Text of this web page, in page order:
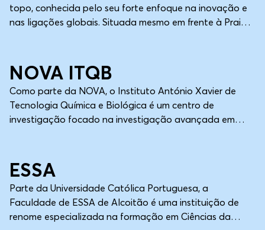
topo, conhecida pelo seu forte enfoque na inovação e
nas ligações globais. Situada mesmo em frente à Praia
gestão. O seu campus moderno e a sua localização à
beira-mar criam um ambiente de aprendizagem único
para os alunos.
NOVA ITQB
Como parte da NOVA, o Instituto António Xavier de
Tecnologia Química e Biológica é um centro de
investigação focado na investigação avançada em
ideias inovadoras na investigação biológica e química.
ESSA
Parte da Universidade Católica Portuguesa, a
Faculdade de ESSA de Alcoitão é uma instituição de
renome especializada na formação em Ciências da